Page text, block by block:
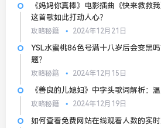
《妈妈你真棒》电影插曲《快来救救
这首歌如此打动人心？
攻略秘籍 2024年12月21日
YSL水蜜桃86色号满十八岁后会变黑
题？
攻略秘籍 2024年12月15日
《善良的儿媳妇》中字头歌词解析：
攻略秘籍 2024年12月19日
如何查看免费网站在线观看人数的实